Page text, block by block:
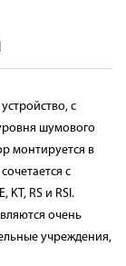
с
шумового
монтируется в
с
RS и RSI.
очень
учреждения,